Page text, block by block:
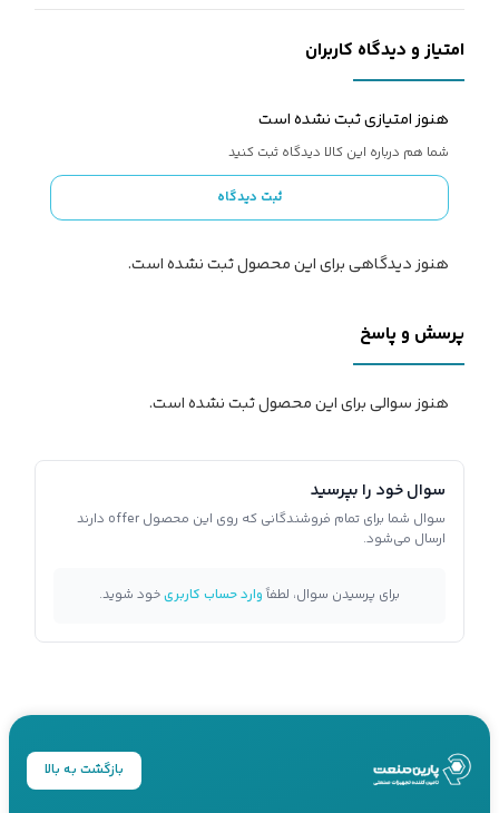
امتیاز و دیدگاه کاربران
هنوز امتیازی ثبت نشده است
شما هم درباره این کالا دیدگاه ثبت کنید
ثبت دیدگاه
هنوز دیدگاهی برای این محصول ثبت نشده است.
پرسش و پاسخ
هنوز سوالی برای این محصول ثبت نشده است.
سوال خود را بپرسید
سوال شما برای تمام فروشندگانی که روی این محصول offer دارند
ارسال می‌شود.
برای پرسیدن سوال، لطفاًوارد حساب کاربریخود شوید.
بازگشت به بالا